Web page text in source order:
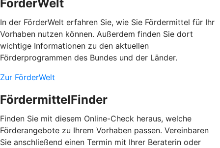
FörderWelt
In der FörderWelt erfahren Sie, wie Sie Fördermittel für Ihr
Vorhaben nutzen können. Außerdem finden Sie dort
wichtige Informationen zu den aktuellen
Förderprogrammen des Bundes und der Länder.
Zur FörderWelt
FördermittelFinder
Finden Sie mit diesem Online-Check heraus, welche
Förderangebote zu Ihrem Vorhaben passen. Vereinbaren
Sie anschließend einen Termin mit Ihrer Beraterin oder